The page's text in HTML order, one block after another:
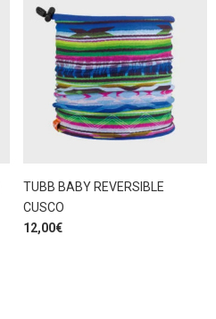
TUBB BABY REVERSIBLE
CUSCO
12,00€